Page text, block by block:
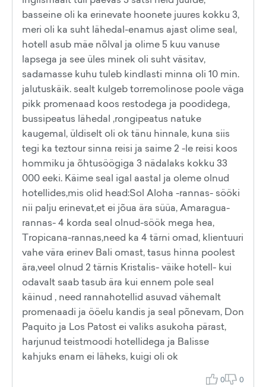
basseine oli ka erinevate hoonete juures kokku 3,
meri oli ka suht lähedal-enamus ajast olime seal,
hotell asub mäe nõlval ja olime 5 kuu vanuse
lapsega ja see üles minek oli suht väsitav,
sadamasse kuhu tuleb kindlasti minna oli 10 min.
jalutuskäik. sealt kulgeb torremolinose poole väga
pikk promenaad koos restodega ja poodidega,
bussipeatus lähedal ,rongipeatus natuke
kaugemal, üldiselt oli ok tänu hinnale, kuna siis
tegi ka teztour sinna reisi ja saime 2 -le reisi koos
hommiku ja õhtusöögiga 3 nädalaks kokku 33
000 eeki. Käime seal igal aastal ja oleme olnud
hotellides,mis olid head:Sol Aloha -rannas- sööki
nii palju erinevat,et ei jõua ära süüa, Amaragua-
rannas- 4 korda seal olnud-söök mega hea,
Tropicana-rannas,need ka 4 tärni omad, klientuuri
vahe vära erinev Bali omast, tasus hinna poolest
ära,veel olnud 2 tärnis Kristalis- väike hotell- kui
odavalt saab tasub ära kui ennem pole seal
käinud , need rannahotellid asuvad vähemalt
promenaadi ja ööelu kandis ja seal põnevam, Don
Paquito ja Los Patost ei valiks asukoha pärast,
harjunud teistmoodi hotellidega ja Balisse
kahjuks enam ei läheks, kuigi oli ok
0 0